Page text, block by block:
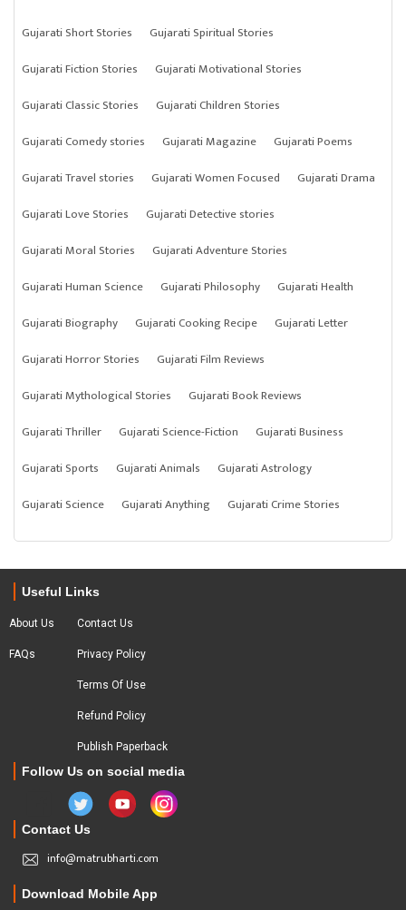
Gujarati Short Stories
Gujarati Spiritual Stories
Gujarati Fiction Stories
Gujarati Motivational Stories
Gujarati Classic Stories
Gujarati Children Stories
Gujarati Comedy stories
Gujarati Magazine
Gujarati Poems
Gujarati Travel stories
Gujarati Women Focused
Gujarati Drama
Gujarati Love Stories
Gujarati Detective stories
Gujarati Moral Stories
Gujarati Adventure Stories
Gujarati Human Science
Gujarati Philosophy
Gujarati Health
Gujarati Biography
Gujarati Cooking Recipe
Gujarati Letter
Gujarati Horror Stories
Gujarati Film Reviews
Gujarati Mythological Stories
Gujarati Book Reviews
Gujarati Thriller
Gujarati Science-Fiction
Gujarati Business
Gujarati Sports
Gujarati Animals
Gujarati Astrology
Gujarati Science
Gujarati Anything Gujarati Crime Stories
Useful Links
About Us
FAQs
Contact Us
Privacy Policy
Terms Of Use
Refund Policy
Publish Paperback
Follow Us on social media
Contact Us
info@matrubharti.com
Download Mobile App